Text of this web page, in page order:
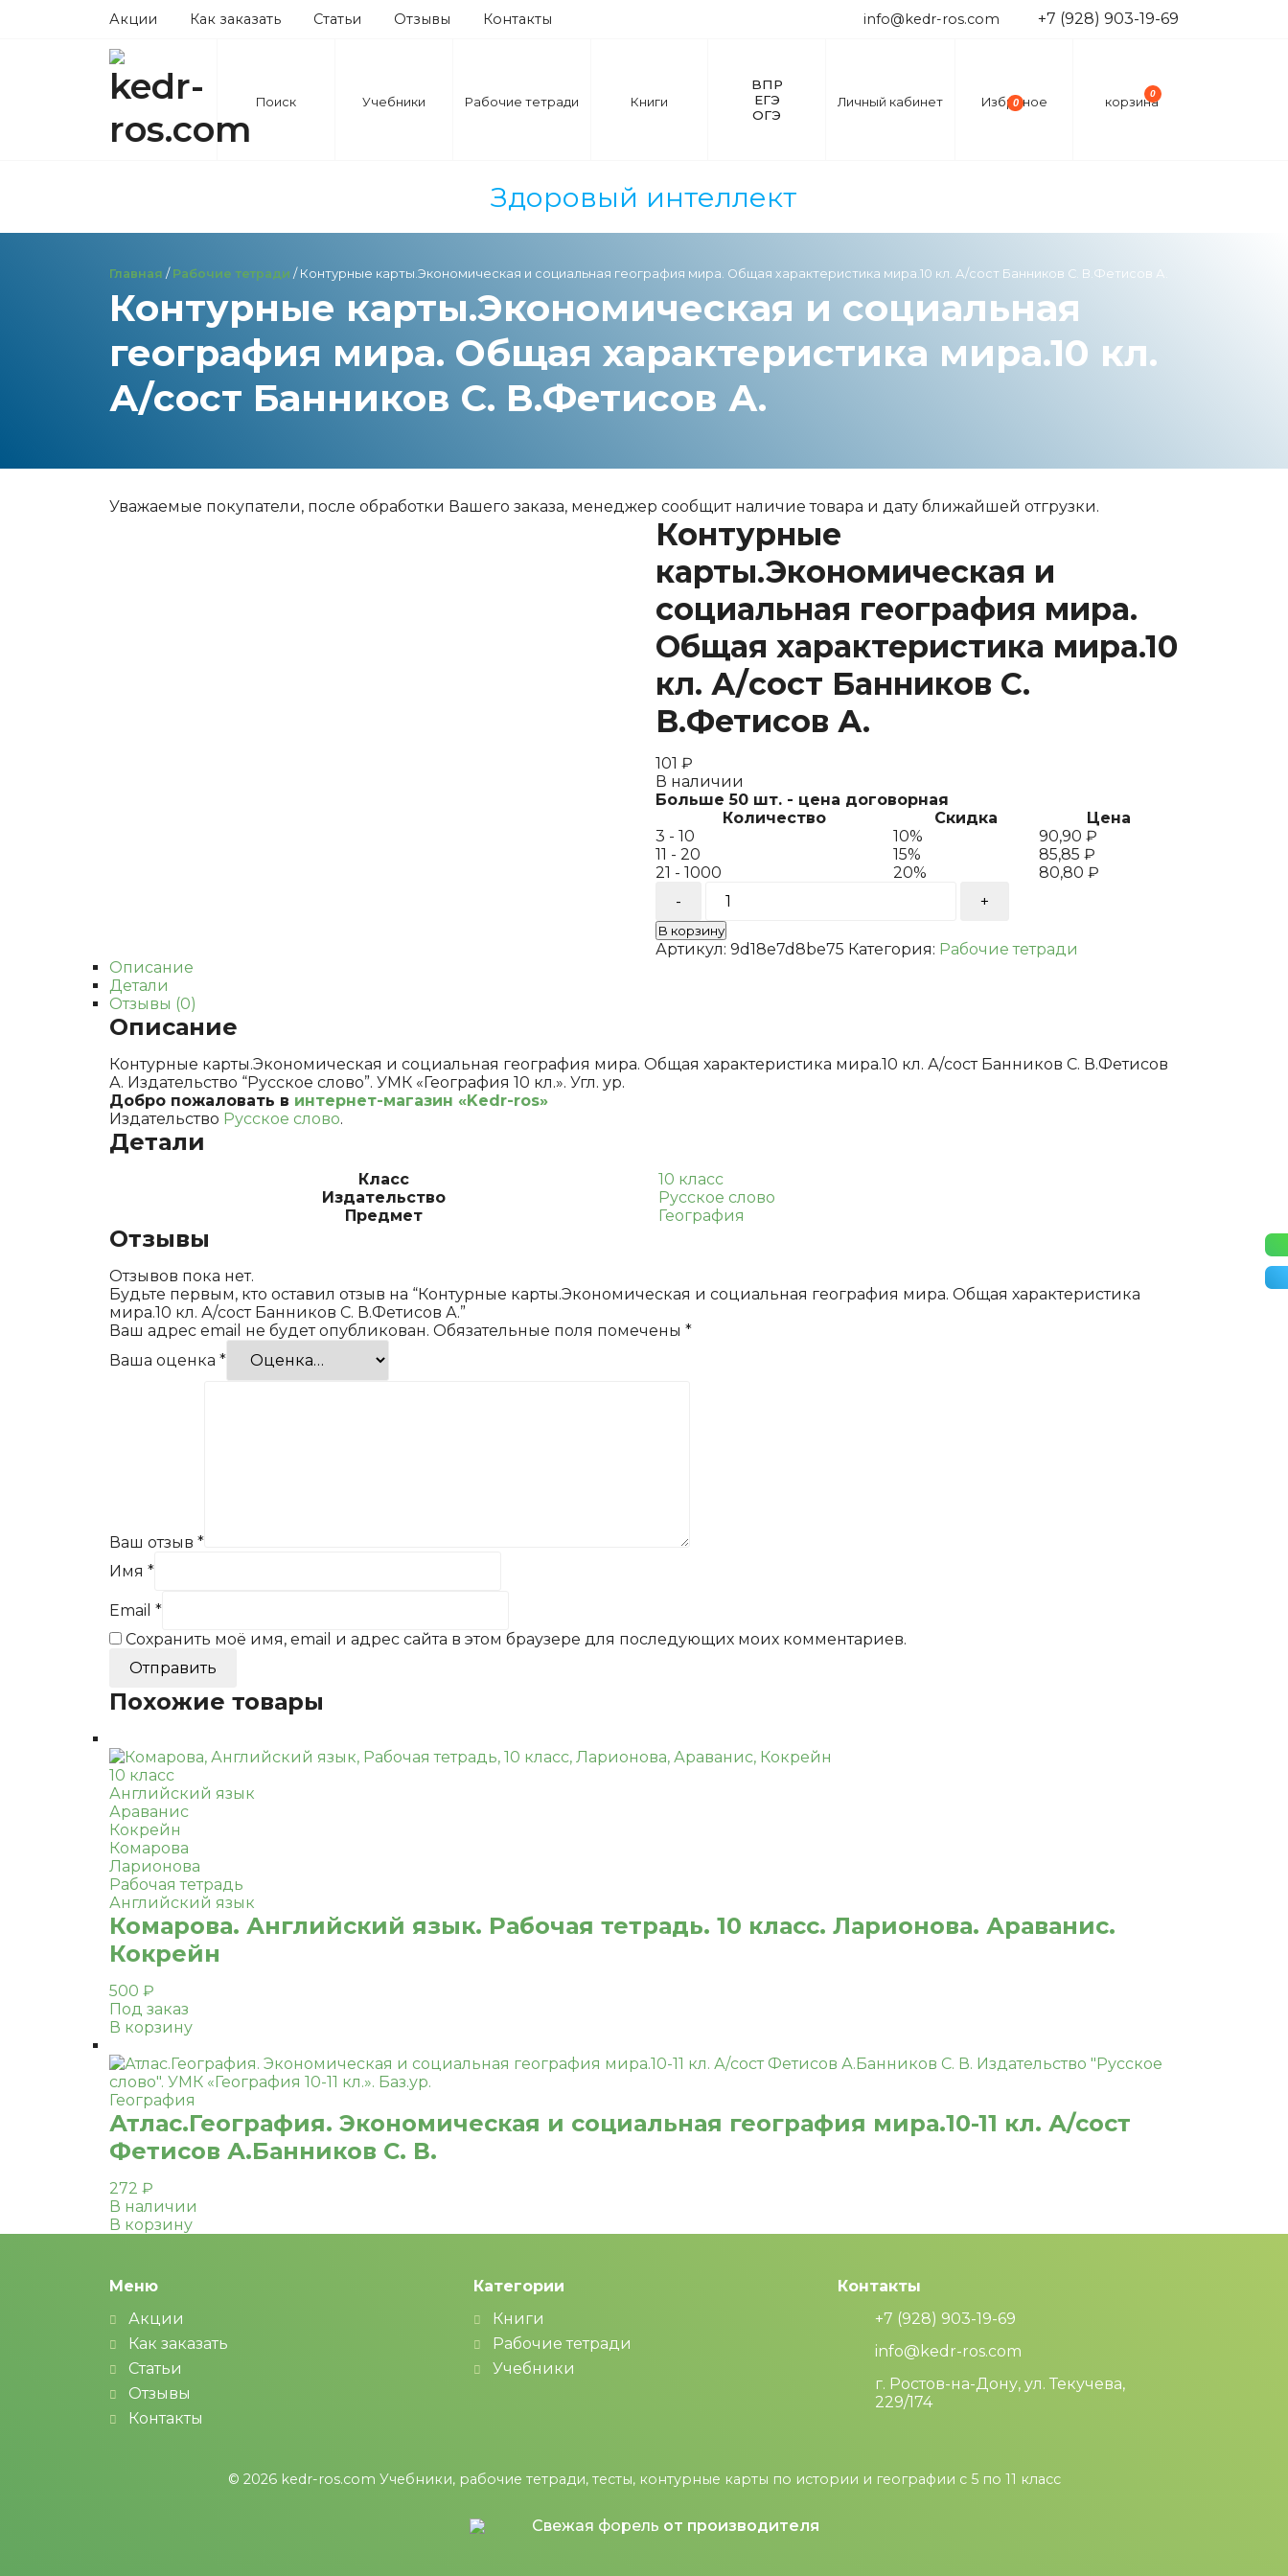
Акции Как заказать Статьи Отзывы Контакты info@kedr-ros.com +7 (928) 903-19-69
Поиск Учебники Рабочие тетради Книги
ВПР
ЕГЭ
ОГЭ
Личный кабинет 0
Избраное
0
корзина
Здоровый интеллект
Главная / Рабочие тетради / Контурные карты.Экономическая и социальная география мира. Общая характеристика мира.10 кл. А/сост Банников С. В.Фетисов А.
Контурные карты.Экономическая и социальная
география мира. Общая характеристика мира.10 кл.
А/сост Банников С. В.Фетисов А.
Уважаемые покупатели, после обработки Вашего заказа, менеджер сообщит наличие товара и дату ближайшей отгрузки.
Контурные
карты.Экономическая и
социальная география мира.
Общая характеристика мира.10
кл. А/сост Банников С.
В.Фетисов А.
101 ₽
В наличии
Больше 50 шт. - цена договорная
Количество
Скидка
Цена
3 - 10
10% 90,90 ₽
11 - 20
15% 85,85 ₽
21 - 1000
20% 80,80 ₽
товара
Контурные
карты.Экономическая
и
мира.10
В.Фетисов
А.
В корзину
Артикул: 9d18e7d8be75 Категория: Рабочие тетради
Описание
Детали
Отзывы (0)
Описание
Контурные карты.Экономическая и социальная география мира. Общая характеристика мира.10 кл. А/сост Банников С. В.Фетисов
А. Издательство “Русское слово”. УМК «География 10 кл.». Угл. ур.
Добро пожаловать в интернет-магазин «Kedr-ros»
Издательство Русское слово.
Детали
Класс
10 класс
Издательство
Русское слово
Предмет
География
Отзывы
Отзывов пока нет.
Будьте первым, кто оставил отзыв на “Контурные карты.Экономическая и социальная география мира. Общая характеристика
мира.10 кл. А/сост Банников С. В.Фетисов А.”
Ваш адрес email не будет опубликован. Обязательные поля помечены *
Ваша оценка *
Ваш отзыв *
Имя *
Email *
Сохранить моё имя, email и адрес сайта в этом браузере для последующих моих комментариев.
Похожие товары
10 класс
Английский язык
Араванис
Кокрейн
Комарова
Ларионова
Рабочая тетрадь
Английский язык
Комарова. Английский язык. Рабочая тетрадь. 10 класс. Ларионова. Араванис.
Кокрейн
500 ₽
Под заказ
В корзину
География
Атлас.География. Экономическая и социальная география мира.10-11 кл. А/сост
Фетисов А.Банников С. В.
272 ₽
В наличии
В корзину
Меню
Акции
Как заказать
Статьи
Отзывы
Контакты
Категории
Книги
Рабочие тетради
Учебники
Контакты
+7 (928) 903-19-69
info@kedr-ros.com
г. Ростов-на-Дону, ул. Текучева,
229/174
© 2026 kedr-ros.com Учебники, рабочие тетради, тесты, контурные карты по истории и географии с 5 по 11 класс
Свежая форель от производителя